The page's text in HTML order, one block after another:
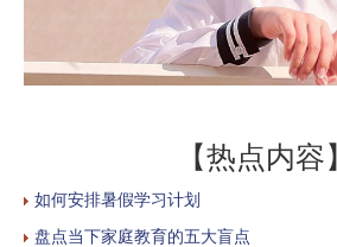
【热点内容】
如何安排暑假学习计划
盘点当下家庭教育的五大盲点